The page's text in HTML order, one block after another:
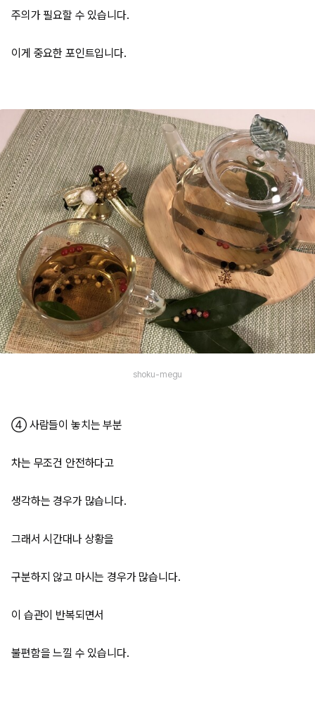
주의가 필요할 수 있습니다.
이게 중요한 포인트입니다.
shoku-megu
④ 사람들이 놓치는 부분
차는 무조건 안전하다고
생각하는 경우가 많습니다.
그래서 시간대나 상황을
구분하지 않고 마시는 경우가 많습니다.
이 습관이 반복되면서
불편함을 느낄 수 있습니다.